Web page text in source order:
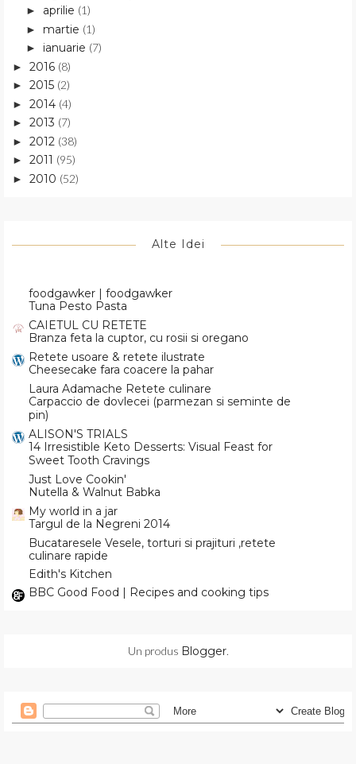
► aprilie (1)
► martie (1)
► ianuarie (7)
► 2016 (8)
► 2015 (2)
► 2014 (4)
► 2013 (7)
► 2012 (38)
► 2011 (95)
► 2010 (52)
Alte Idei
foodgawker | foodgawker
Tuna Pesto Pasta
CAIETUL CU RETETE
Branza feta la cuptor, cu rosii si oregano
Retete usoare & retete ilustrate
Cheesecake fara coacere la pahar
Laura Adamache Retete culinare
Carpaccio de dovlecei (parmezan si seminte de
pin)
ALISON'S TRIALS
14 Irresistible Keto Desserts: Visual Feast for
Sweet Tooth Cravings
Just Love Cookin'
Nutella & Walnut Babka
My world in a jar
Targul de la Negreni 2014
Bucataresele Vesele, torturi si prajituri ,retete
culinare rapide
Edith's Kitchen
BBC Good Food | Recipes and cooking tips
Un produs Blogger.